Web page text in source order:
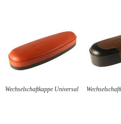
Wechselschaftkappe Universal